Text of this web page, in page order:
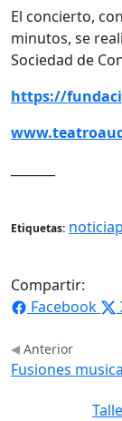
El concierto,
minutos, se
Sociedad de
https://
Etiquetas:
Compartir:
Facebook
Anterior
Fusiones